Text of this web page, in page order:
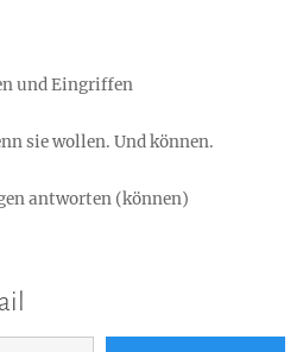
und Eingriffen
sie wollen. Und können.
antworten (können)